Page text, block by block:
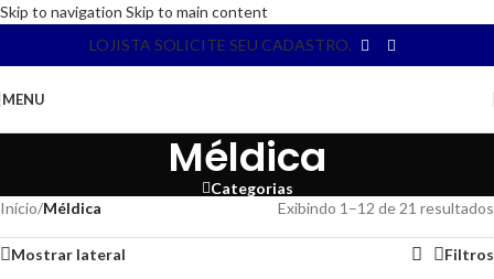
Skip to navigation Skip to main content
LOJISTA SOLICITE SEU CADASTRO.
MENU
Méldica
Categorias
Início/Méldica Exibindo 1–12 de 21 resultados
Mostrar lateral Filtros